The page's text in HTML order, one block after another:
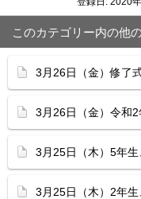
このカテゴリー内の他
3月26日（金）修了
3月26日（金）令和
3月25日（木）5年
3月25日（木）2年